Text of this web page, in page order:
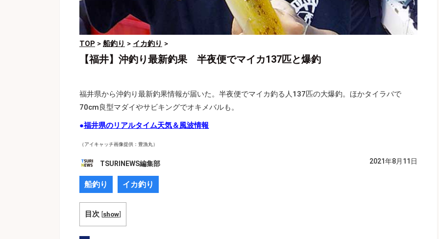
TOP > 船釣り > イカ釣り >
【福井】沖釣り最新釣果 半夜便でマイカ137匹と爆釣
福井県から沖釣り最新釣果情報が届いた。半夜便でマイカ釣る人137匹の大爆釣。ほかタイラバで
70cm良型マダイやサビキングでオキメバルも。
●福井県のリアルタイム天気＆風波情報
（アイキャッチ画像提供：豊漁丸）
TSURINEWS編集部 2021年8月11日
船釣り イカ釣り
目次 [show]